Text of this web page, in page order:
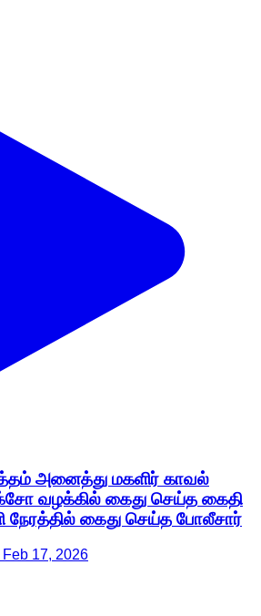
அனைத்து மகளிர் காவல்
வழக்கில் கைது செய்த கைதி
நேரத்தில் கைது செய்த போலீசார்
17, 2026